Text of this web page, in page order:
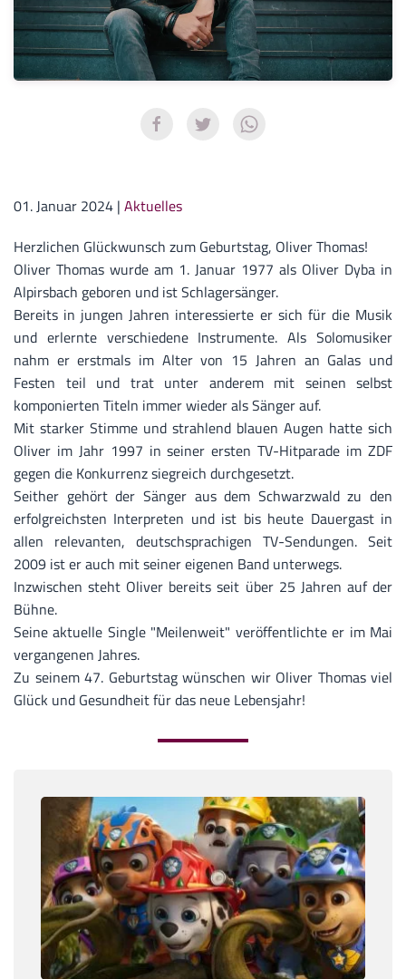
01. Januar 2024 | Aktuelles
Herzlichen Glückwunsch zum Geburtstag, Oliver Thomas!
Oliver Thomas wurde am 1. Januar 1977 als Oliver Dyba in
Alpirsbach geboren und ist Schlagersänger.
Bereits in jungen Jahren interessierte er sich für die Musik
und erlernte verschiedene Instrumente. Als Solomusiker
nahm er erstmals im Alter von 15 Jahren an Galas und
Festen teil und trat unter anderem mit seinen selbst
komponierten Titeln immer wieder als Sänger auf.
Mit starker Stimme und strahlend blauen Augen hatte sich
Oliver im Jahr 1997 in seiner ersten TV-Hitparade im ZDF
gegen die Konkurrenz siegreich durchgesetzt.
Seither gehört der Sänger aus dem Schwarzwald zu den
erfolgreichsten Interpreten und ist bis heute Dauergast in
allen relevanten, deutschsprachigen TV-Sendungen. Seit
2009 ist er auch mit seiner eigenen Band unterwegs.
Inzwischen steht Oliver bereits seit über 25 Jahren auf der
Bühne.
Seine aktuelle Single "Meilenweit" veröffentlichte er im Mai
vergangenen Jahres.
Zu seinem 47. Geburtstag wünschen wir Oliver Thomasviel
Glück und Gesundheit für das neue Lebensjahr!